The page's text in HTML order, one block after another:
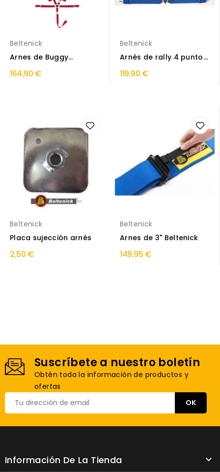
Beltenick
Arnes de Buggy
164,90 €
Beltenick
Arnés de rally 4 puntos
119,90 €
Beltenick
Placa sujección arnés
2,50 €
Beltenick
Arnes de 3" Beltenick
149,95 €
Suscríbete a nuestro boletín
Obtén toda la información de productos y
ofertas
Información De La Tienda 